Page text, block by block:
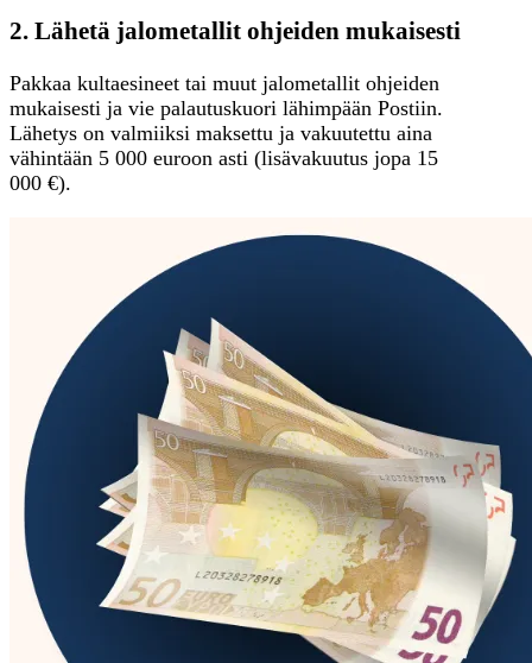
2. Lähetä jalometallit ohjeiden mukaisesti
Pakkaa kultaesineet tai muut jalometallit ohjeiden
mukaisesti ja vie palautuskuori lähimpään Postiin.
Lähetys on valmiiksi maksettu ja vakuutettu aina
vähintään 5 000 euroon asti (lisävakuutus jopa 15
000 €).